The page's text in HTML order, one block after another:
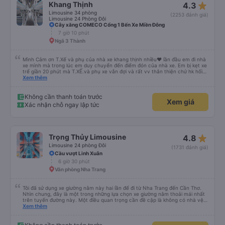
,thượng lộ bình an Hẹn gặp lại chuyến 5 giờ sáng mai
Khang Thịnh
Limousine 34 phòng
Limousine 24 Phòng Đôi
4.3 star_rate
(2253 đánh giá)
Cây xăng COMECO Cổng 1 Bến Xe Miền Đông
7 giờ 10 phút
Ngã 3 Thành
Mình Cảm ơn T.Xế và phụ của nhà xe khang thịnh nhiều❤️ lần đầu em đi nhà
xe mình mà trong lúc em duy chuyển đến điểm đón của nhà xe. Em bị kẹt xe
trể giần 20 phút mà T.XẾ.và phụ xe vẫn đợi và rất vv thân thiện chứ hk hối
mình như những nhà xe khác. Xe mình đi là loại xe 24p đôi . xe có rèm kéo
.và 1 trạm. Dùng cho mn ăn ún. Dù 2 trạm dùng ở cây xăng để xe nộp nhiên
liệu và cho mn đi wc nhưng nhà wc của cây xăng nhà xe này dùng rất chi là
sạch sẽ. Hk có mùi khó chiệu như những trạm khác. Mà hình như nhà xe này
phát triển mạnh hơn🥰
Xem thêm
Không cần thanh toán trước
Xác nhận chỗ ngay lập tức
Xem giá
Trọng Thủy Limousine
Limousine 24 phòng Đôi
4.8 star_rate
(1731 đánh giá)
Cầu vượt Linh Xuân
6 giờ 30 phút
Văn phòng Nha Trang
Tôi đã sử dụng xe giường nằm này hai lần để đi từ Nha Trang đến Cần Thơ.
Nhìn chung, đây là một trong những lựa chọn xe giường nằm thoải mái nhất
trên tuyến đường này. Một điều quan trọng cần đề cập là không có nhà vệ
sinh trên xe, điều này có thể gây khó chịu trên một hành trình dài xuyên
Xem thêm